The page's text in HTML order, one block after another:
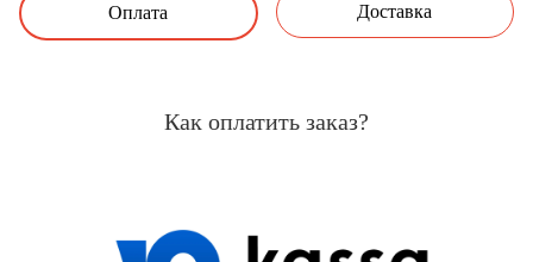
Оплата Доставка
Как оплатить заказ?